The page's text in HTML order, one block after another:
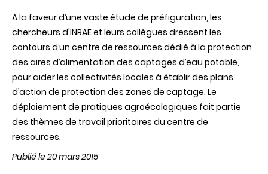
A la faveur d’une vaste étude de préfiguration, les
chercheurs d'INRAE et leurs collègues dressent les
contours d’un centre de ressources dédié à la protection
des aires d’alimentation des captages d’eau potable,
pour aider les collectivités locales à établir des plans
d’action de protection des zones de captage. Le
déploiement de pratiques agroécologiques fait partie
des thèmes de travail prioritaires du centre de
ressources.
Publié le 20 mars 2015